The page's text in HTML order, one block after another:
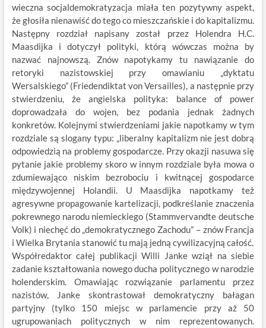
wieczna socjaldemokratyzacja miała ten pozytywny aspekt,
że głosiła nienawiść do tego co mieszczańskie i do kapitalizmu.
Następny rozdział napisany został przez Holendra H.C.
Maasdijka i dotyczył polityki, którą wówczas można by
nazwać najnowszą. Znów napotykamy tu nawiązanie do
retoryki nazistowskiej przy omawianiu „dyktatu
Wersalskiego” (Friedendiktat von Versailles), a następnie przy
stwierdzeniu, że angielska polityka: balance of power
doprowadzała do wojen, bez podania jednak żadnych
konkretów. Kolejnymi stwierdzeniami jakie napotkamy w tym
rozdziale są slogany typu: „liberalny kapitalizm nie jest dobrą
odpowiedzią na problemy gospodarcze. Przy okazji nasuwa się
pytanie jakie problemy skoro w innym rozdziale była mowa o
zdumiewająco niskim bezrobociu i kwitnącej gospodarce
międzywojennej Holandii. U Maasdijka napotkamy też
agresywne propagowanie kartelizacji, podkreślanie znaczenia
pokrewnego narodu niemieckiego (Stammvervandte deutsche
Volk) i niechęć do „demokratycznego Zachodu” – znów Francja
i Wielka Brytania stanowić tu mają jedną cywilizacyjną całość.
Współredaktor całej publikacji Willi Janke wziął na siebie
zadanie kształtowania nowego ducha politycznego w narodzie
holenderskim. Omawiając rozwiązanie parlamentu przez
nazistów, Janke skontrastował demokratyczny bałagan
partyjny (tylko 150 miejsc w parlamencie przy aż 50
ugrupowaniach politycznych w nim reprezentowanych.